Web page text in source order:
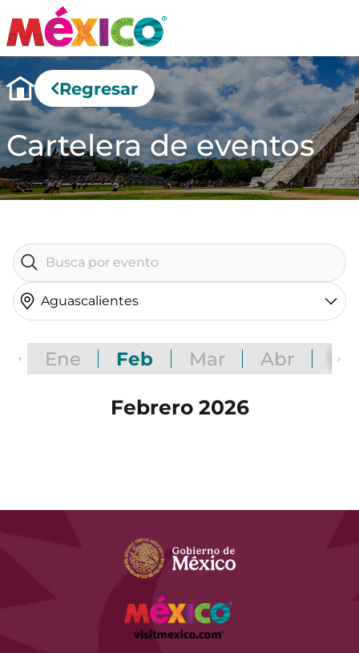
Regresar
Cartelera de eventos
Aguascalientes
Ene Feb Mar Abr
Febrero 2026